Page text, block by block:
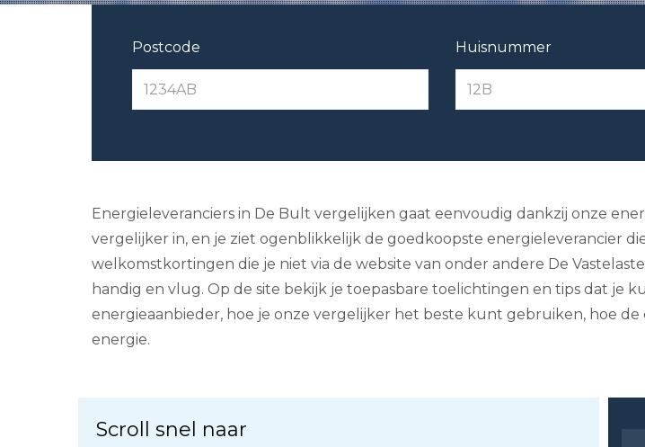
Postcode Huisnummer
Energieleveranciers in De Bult vergelijken gaat eenvoudig dankzij onze
vergelijker in, en je ziet ogenblikkelijk de goedkoopste energieleverancier
welkomstkortingen die je niet via de website van onder andere De
handig en vlug. Op de site bekijk je toepasbare toelichtingen en tips dat je
energieaanbieder, hoe je onze vergelijker het beste kunt gebruiken, hoe
energie.
Scroll snel naar